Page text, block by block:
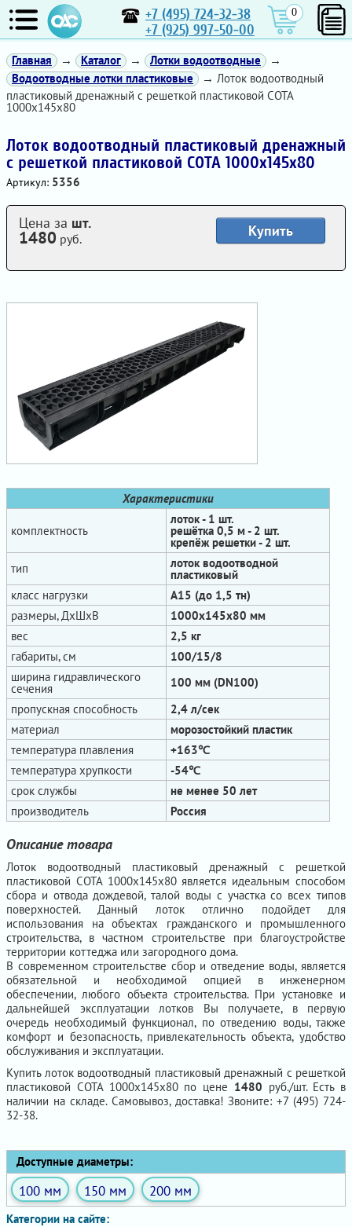
+7 (495) 724-32-38
+7 (925) 997-50-00
0
Главная → Каталог → Лотки водоотводные
→
Водоотводные лотки пластиковые
→ Лоток водоотводный
пластиковый дренажный с решеткой пластиковой СОТА
1000х145х80
Лоток водоотводный пластиковый дренажный
с решеткой пластиковой СОТА 1000х145х80
Артикул: 5356
Характеристики
комплектность
лоток - 1 шт.
решётка 0,5 м - 2 шт.
крепёж решетки - 2 шт.
тип
лоток водоотводной
пластиковый
класс нагрузки
А15 (до 1,5 тн)
размеры, ДхШхВ
1000х145х80 мм
вес
2,5 кг
габариты, см
100/15/8
ширина гидравлического
сечения
100 мм (DN100)
пропускная способность
2,4 л/сек
материал
морозостойкий пластик
температура плавления
+163℃
температура хрупкости
-54℃
срок службы
не менее 50 лет
производитель
Россия
Купить
Цена за шт.
1480 руб.
Описание товара
Лоток водоотводный пластиковый дренажный с решеткой
пластиковой СОТА 1000х145х80 является идеальным способом
сбора и отвода дождевой, талой воды с участка со всех типов
поверхностей. Данный лоток отлично подойдет для
использования на объектах гражданского и промышленного
строительства, в частном строительстве при благоустройстве
территории коттеджа или загородного дома.
В современном строительстве сбор и отведение воды, является
обязательной и необходимой опцией в инженерном
обеспечении, любого объекта строительства. При установке и
дальнейшей эксплуатации лотков Вы получаете, в первую
очередь необходимый функционал, по отведению воды, также
комфорт и безопасность, привлекательность объекта, удобство
обслуживания и эксплуатации.
Купить лоток водоотводный пластиковый дренажный с решеткой
пластиковой СОТА 1000х145х80 по цене 1480 руб./шт. Есть в
наличии на складе. Самовывоз, доставка! Звоните: +7 (495) 724-
32-38.
Доступные диаметры:
100 мм 150 мм 200 мм
Категории на сайте: